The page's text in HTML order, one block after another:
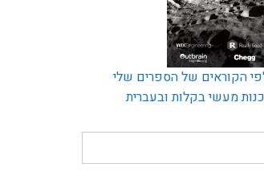
הקוראים של הספרים שלי
מעשי בקלות ובעברית